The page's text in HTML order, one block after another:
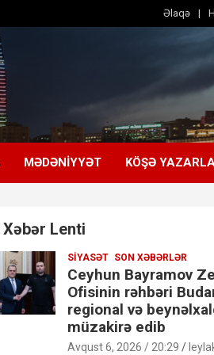
Əlaqə
MƏDƏNIYYƏT KÖŞƏ
Xəbər Lenti
SIYASƏT SON XƏBƏRLƏR
Ceyhun Bayramov
Ofisinin rəhbəri
regional və
müzakirə edib
Avqust 6, 2026 / 20:29